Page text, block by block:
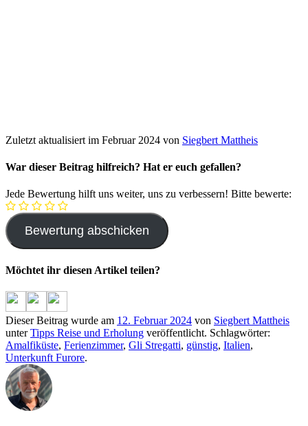
Zuletzt aktualisiert im Februar 2024 von Siegbert Mattheis
War dieser Beitrag hilfreich? Hat er euch gefallen?
Jede Bewertung hilft uns weiter, uns zu verbessern! Bitte bewerte:
Möchtet ihr diesen Artikel teilen?
Dieser Beitrag wurde am 12. Februar 2024 von Siegbert Mattheis
unterTipps Reise und Erholung veröffentlicht. Schlagwörter:
Amalfiküste, Ferienzimmer, Gli Stregatti, günstig, Italien,
Unterkunft Furore.